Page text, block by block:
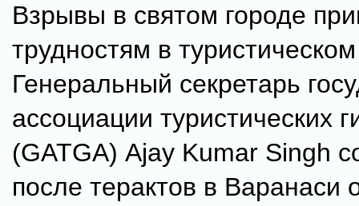
Взрывы в святом городе
трудностям в
Генеральный секретарь
ассоциации туристических
(GATGA) Ajay Kumar Singh
после терактов в Варанаси